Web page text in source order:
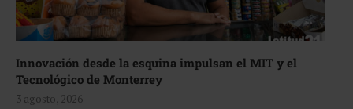
Innovación desde la esquina impulsan el MIT y el
Tecnológico de Monterrey
3 agosto, 2026